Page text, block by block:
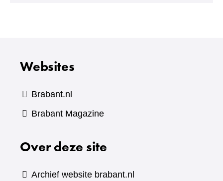
Websites
Brabant.nl
Brabant Magazine(verwijst
een
website)
Over deze site
Archief website brabant.nl